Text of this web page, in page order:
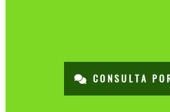
CONSULTA